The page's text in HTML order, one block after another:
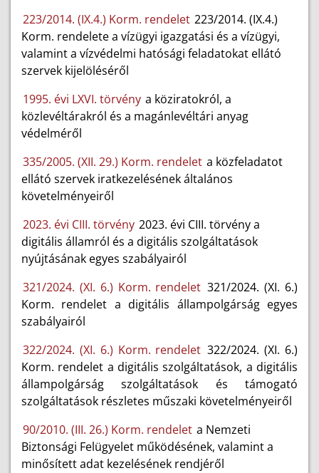
223/2014. (IX.4.) Korm. rendelet 223/2014. (IX.4.)
Korm. rendelete a vízügyi igazgatási és a vízügyi,
valamint a vízvédelmi hatósági feladatokat ellátó
szervek kijelöléséről
1995. évi LXVI. törvény a köziratokról, a
közlevéltárakról és a magánlevéltári anyag
védelméről
335/2005. (XII. 29.) Korm. rendelet a közfeladatot
ellátó szervek iratkezelésének általános
követelményeiről
2023. évi CIII. törvény 2023. évi CIII. törvény a
digitális államról és a digitális szolgáltatások
nyújtásának egyes szabályairól
321/2024. (XI. 6.) Korm. rendelet 321/2024. (XI. 6.)
Korm. rendelet a digitális állampolgárság egyes
szabályairól
322/2024. (XI. 6.) Korm. rendelet 322/2024. (XI. 6.)
Korm. rendelet a digitális szolgáltatások, a digitális
állampolgárság szolgáltatások és támogató
szolgáltatások részletes műszaki követelményeiről
90/2010. (III. 26.) Korm. rendelet a Nemzeti
Biztonsági Felügyelet működésének, valamint a
minősített adat kezelésének rendjéről